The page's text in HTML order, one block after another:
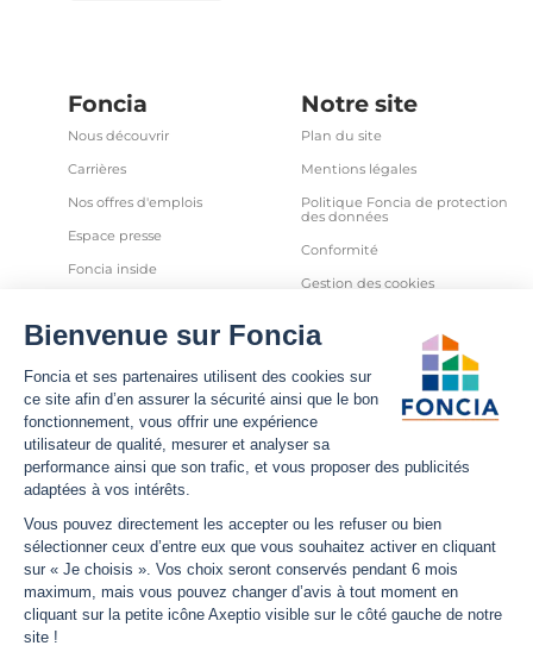
Foncia
Nous découvrir
Carrières
Nos offres d'emplois
Espace presse
Foncia inside
Partenaires
Notre site
Plan du site
Mentions légales
Politique Foncia de protection
des données
Conformité
Gestion des cookies
et autres traceurs
Sécurité informatique
Déclaration d'accessibilité
Infos utiles
Nous contacter
Trouver une agence
Estimation bien immobilier
Actualités
Nous suivre
X
LinkedIn
YouTube
Instagram